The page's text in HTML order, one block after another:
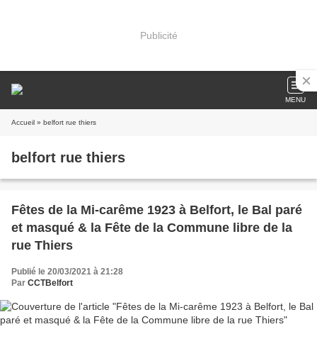
Publicité
MENU
Accueil » belfort rue thiers
belfort rue thiers
Fêtes de la Mi-carême 1923 à Belfort, le Bal paré
et masqué & la Fête de la Commune libre de la
rue Thiers
Publié le 20/03/2021 à 21:28
Par CCTBelfort